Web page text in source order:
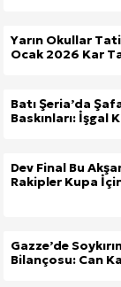
Yarın Okullar
Ocak 2026 Kar
Batı Şeria’da
Baskınları: İşgal
Dev Final Bu
Rakipler Kupa
Gazze’de
Bilançosu: Can